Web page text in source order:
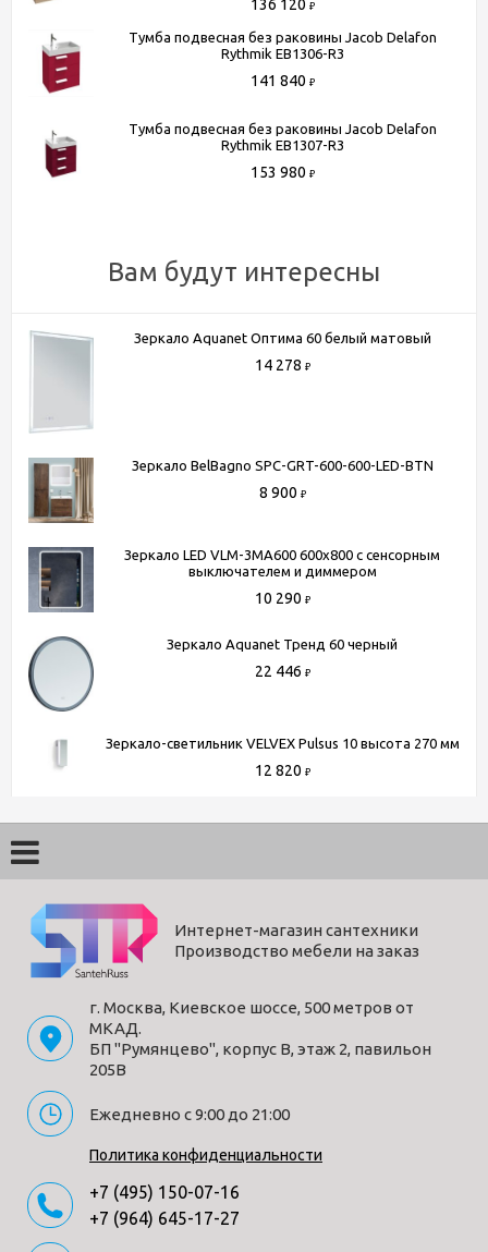
- Доставка по Москве в пределах МКАД (стоимость
доставки рассчитывается менеджером после оформления
заказа)
- Доставка до терминала любой транспортной компании
Более подробную информацию вы можете получить по
телефону
или+7 (964) 645-17-27
136 120 ₽
Тумба подвесная без раковины Jacob Delafon
Rythmik EB1306-R3
141 840 ₽
Тумба подвесная без раковины Jacob Delafon
Rythmik EB1307-R3
153 980 ₽
Вам будут интересны
Зеркало Aquanet Оптима 60 белый матовый
14 278 ₽
Зеркало BelBagno SPC-GRT-600-600-LED-BTN
8 900 ₽
Зеркало LED VLM-3MA600 600х800 c сенсорным
выключателем и диммером
10 290 ₽
Зеркало Aquanet Тренд 60 черный
22 446 ₽
Зеркало-светильник VELVEX Pulsus 10 высота 270 мм
12 820 ₽
Интернет-магазин сантехники
Производство мебели на заказ
г. Москва, Киевское шоссе, 500 метров от
МКАД.
БП "Румянцево", корпус В, этаж 2, павильон
205В
Ежедневно с 9:00 до 21:00
Политика конфиденциальности
+7 (495) 150-07-16
+7 (964) 645-17-27